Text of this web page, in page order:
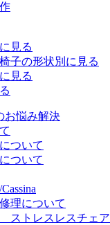
見る
子の形状別に見る
見る
お悩み解決
ついて
ついて
理について
ストレスレスチェア